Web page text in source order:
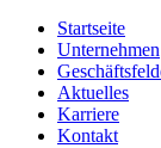
Startseite
Unternehmen
Aktuelles
Karriere
Kontakt